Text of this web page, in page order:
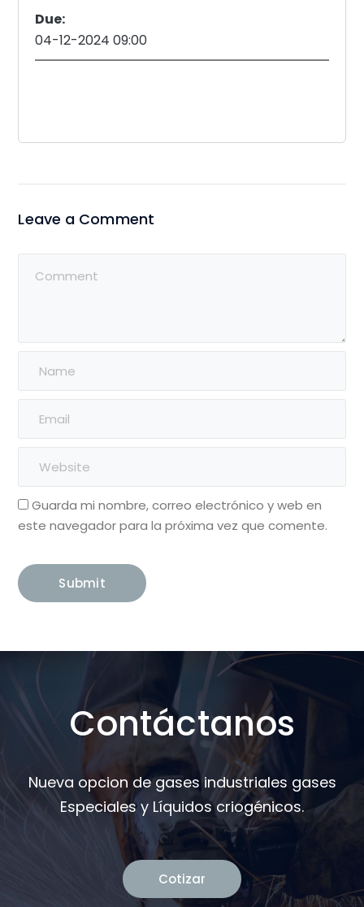
Due:
04-12-2024 09:00
Leave a Comment
Guarda mi nombre, correo electrónico y web en
este navegador para la próxima vez que comente.
Contáctanos
Nueva opcion de gases industriales gases
Especiales y Líquidos criogénicos.
Cotizar